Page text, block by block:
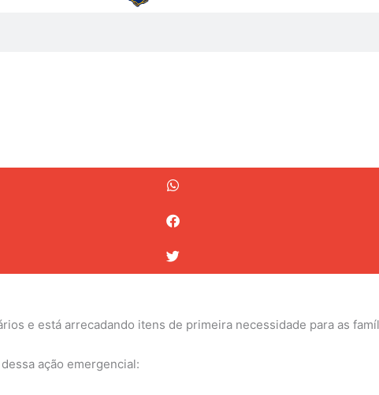
e está arrecadando itens de primeira necessidade para as
dessa ação emergencial: